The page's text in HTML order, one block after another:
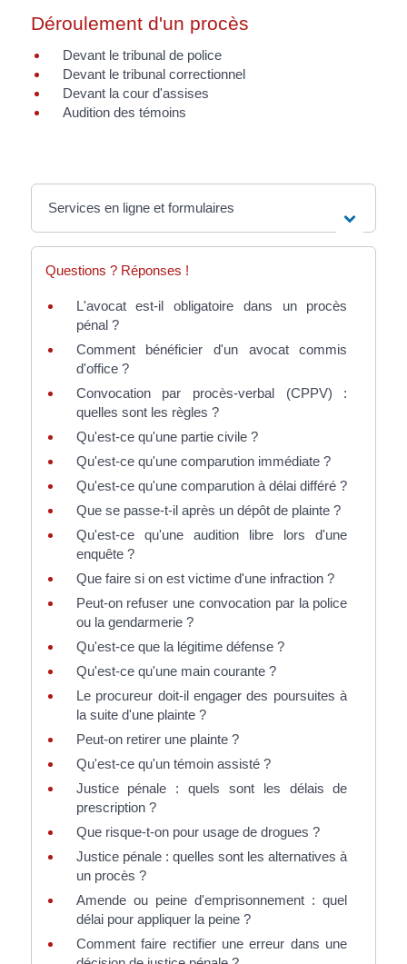
Déroulement d'un procès
Devant le tribunal de police
Devant le tribunal correctionnel
Devant la cour d'assises
Audition des témoins
Services en ligne et formulaires
Questions ? Réponses !
L'avocat est-il obligatoire dans un procès
pénal ?
Comment bénéficier d'un avocat commis
d'office ?
Convocation par procès-verbal (CPPV) :
quelles sont les règles ?
Qu'est-ce qu'une partie civile ?
Qu'est-ce qu'une comparution immédiate ?
Qu'est-ce qu'une comparution à délai différé ?
Que se passe-t-il après un dépôt de plainte ?
Qu'est-ce qu'une audition libre lors d'une
enquête ?
Que faire si on est victime d'une infraction ?
Peut-on refuser une convocation par la police
ou la gendarmerie ?
Qu'est-ce que la légitime défense ?
Qu'est-ce qu'une main courante ?
Le procureur doit-il engager des poursuites à
la suite d'une plainte ?
Peut-on retirer une plainte ?
Qu'est-ce qu'un témoin assisté ?
Justice pénale : quels sont les délais de
prescription ?
Que risque-t-on pour usage de drogues ?
Justice pénale : quelles sont les alternatives à
un procès ?
Amende ou peine d'emprisonnement : quel
délai pour appliquer la peine ?
Comment faire rectifier une erreur dans une